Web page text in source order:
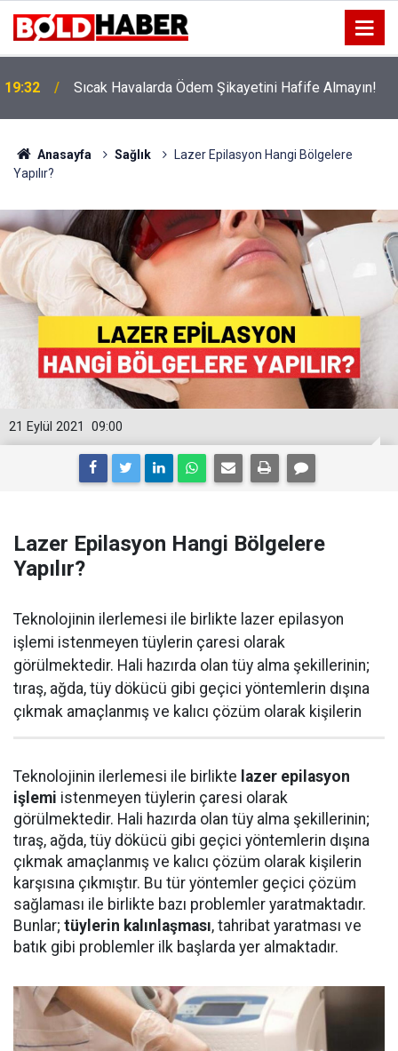
19:32 Sıcak Havalarda Ödem Şikayetini Hafife Almayın!
Anasayfa Sağlık
Lazer Epilasyon Hangi Bölgelere
Yapılır?
09:00
21 Eylül 2021
Lazer Epilasyon Hangi Bölgelere
Yapılır?
Teknolojinin ilerlemesi ile birlikte lazer epilasyon
işlemi istenmeyen tüylerin çaresi olarak
görülmektedir. Hali hazırda olan tüy alma şekillerinin;
tıraş, ağda, tüy dökücü gibi geçici yöntemlerin dışına
çıkmak amaçlanmış ve kalıcı çözüm olarak kişilerin
Teknolojinin ilerlemesi ile birlikte lazer epilasyon
işlemi istenmeyen tüylerin çaresi olarak
görülmektedir. Hali hazırda olan tüy alma şekillerinin;
tıraş, ağda, tüy dökücü gibi geçici yöntemlerin dışına
çıkmak amaçlanmış ve kalıcı çözüm olarak kişilerin
karşısına çıkmıştır. Bu tür yöntemler geçici çözüm
sağlaması ile birlikte bazı problemler yaratmaktadır.
Bunlar; tüylerin kalınlaşması, tahribat yaratması ve
batık gibi problemler ilk başlarda yer almaktadır.